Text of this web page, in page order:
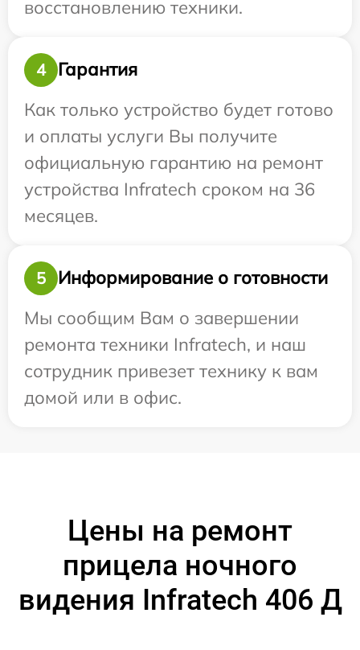
восстановлению техники.
4
Гарантия
Как только устройство будет готово
и оплаты услуги Вы получите
официальную гарантию на ремонт
устройства Infratech сроком на 36
месяцев.
5
Информирование о готовности
Мы сообщим Вам о завершении
ремонта техники Infratech, и наш
сотрудник привезет технику к вам
домой или в офис.
Цены на ремонт
прицела ночного
видения Infratech 406 Д